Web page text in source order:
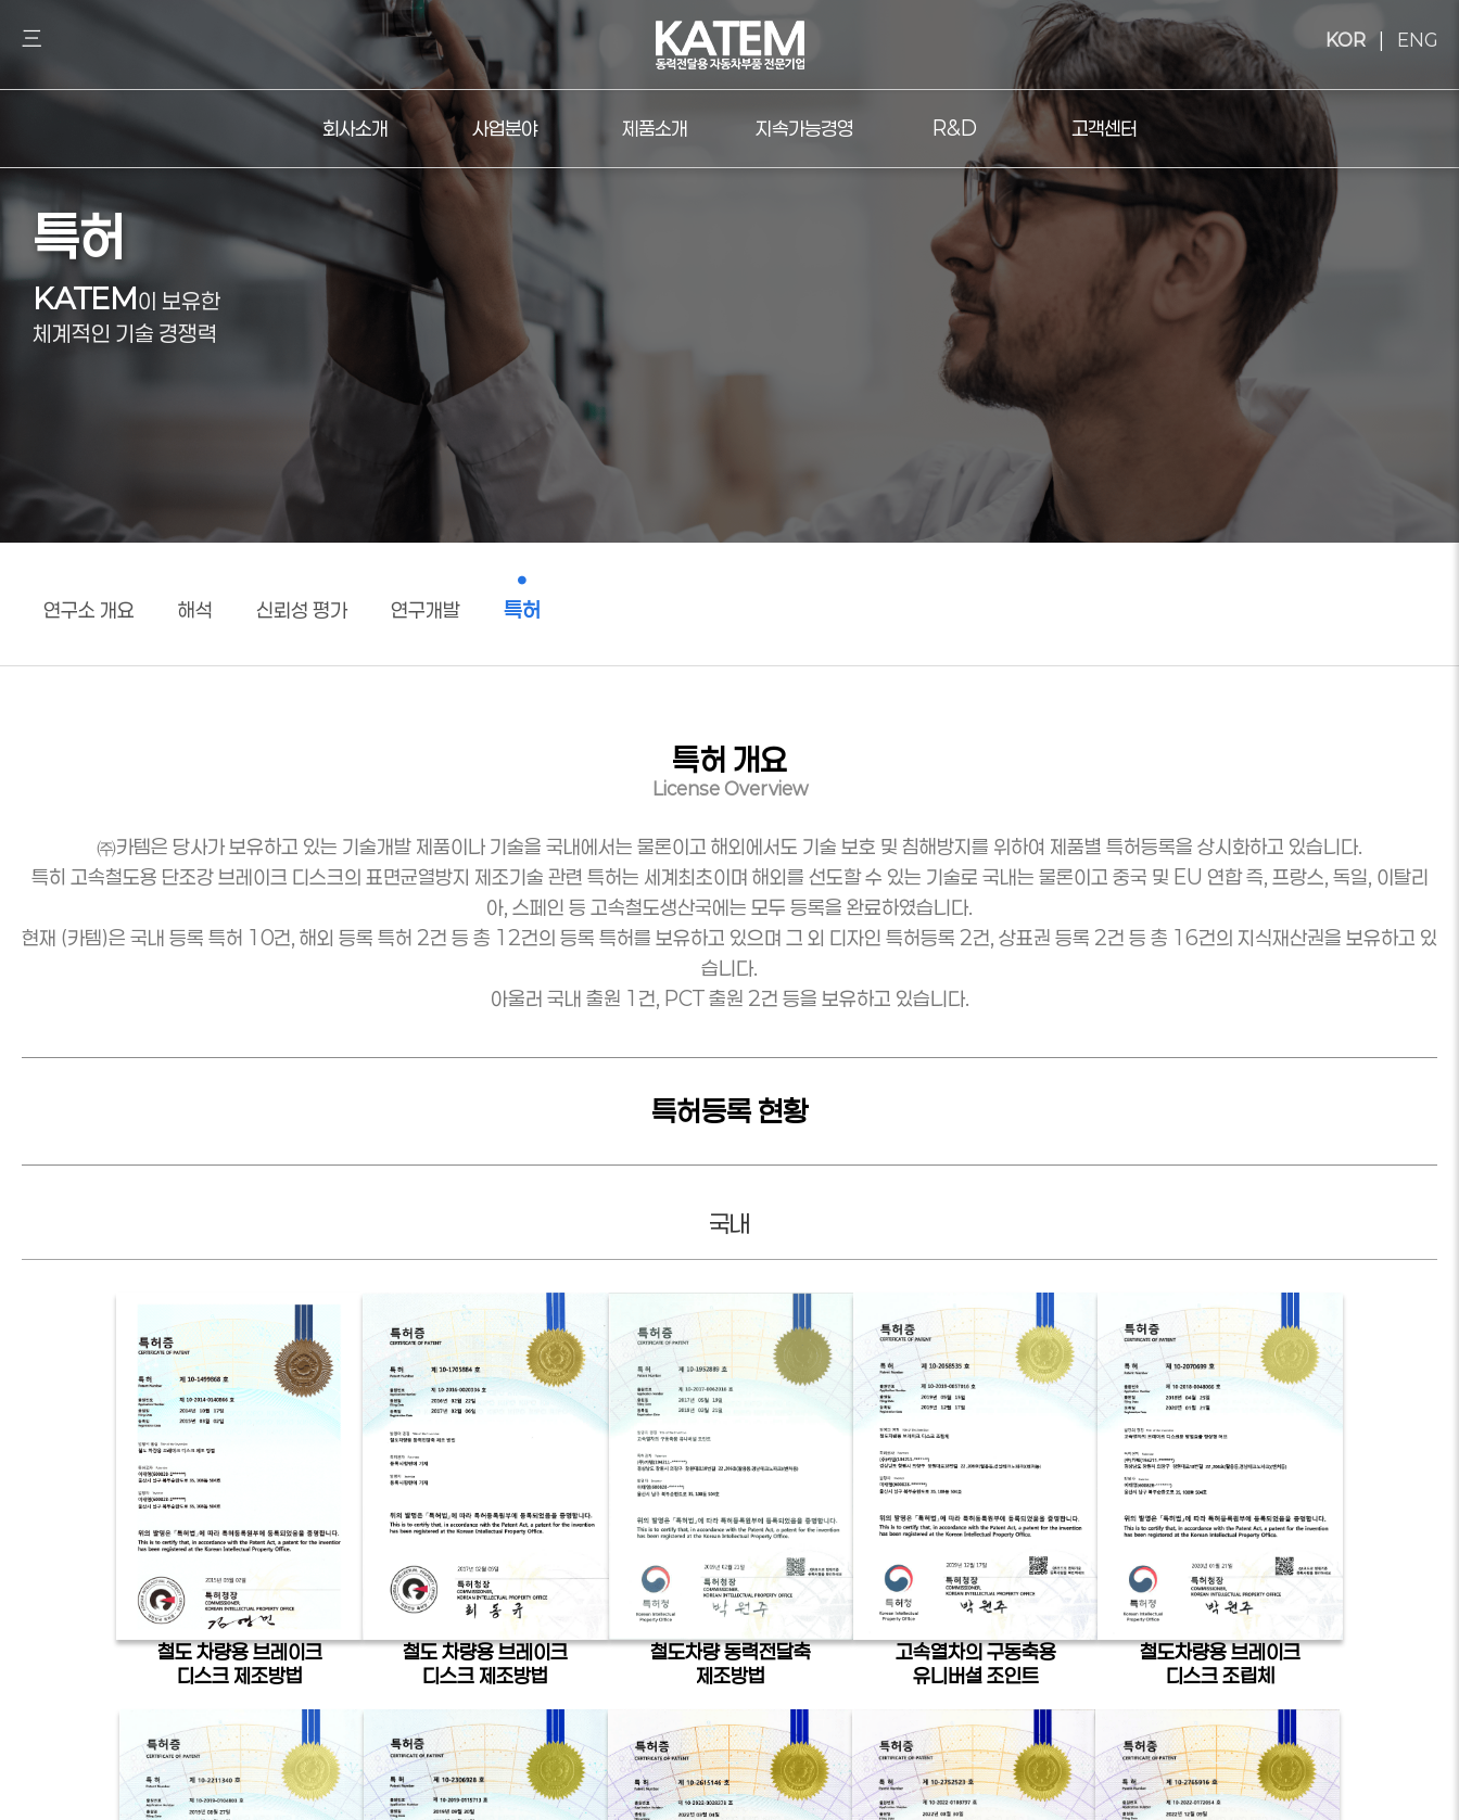
三 KOR | ENG
회사소개 사업분야 제품소개 지속가능경영 R&D 고객센터
특허
KATEM 이 보유한
체계적인 기술 경쟁력
연구소 개요 해석 신뢰성 평가 연구개발 특허
특허 개요
License Overview
㈜카템은 당사가 보유하고 있는 기술개발 제품이나 기술을 국내에서는 물론이고 해외에서도 기술 보호 및 침해방지를 위하여 제품별 특허등록을 상시화하고 있습니다.
특히 고속철도용 단조강 브레이크 디스크의 표면균열방지 제조기술 관련 특허는 세계최초이며 해외를 선도할 수 있는 기술로 국내는 물론이고 중국 및 EU 연합 즉, 프랑스, 독일, 이탈리
아, 스페인 등 고속철도생산국에는 모두 등록을 완료하였습니다.
현재 (카템)은 국내 등록 특허 10건, 해외 등록 특허 2건 등 총 12건의 등록 특허를 보유하고 있으며 그 외 디자인 특허등록 2건, 상표권 등록 2건 등 총 16건의 지식재산권을 보유하고 있
습니다.
아울러 국내 출원 1건, PCT 출원 2건 등을 보유하고 있습니다.
특허등록 현황
국내
철도 차량용 브레이크
디스크 제조방법
철도 차량용 브레이크
디스크 제조방법
철도차량 동력전달축
제조방법
고속열차의 구동축용
유니버셜 조인트
철도차량용 브레이크
디스크 조립체